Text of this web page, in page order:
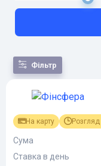
Фільтр
За
популярністю
За сумою
За терміном
За
За новизною
На карту Розгляд
Сума
Ставка в день